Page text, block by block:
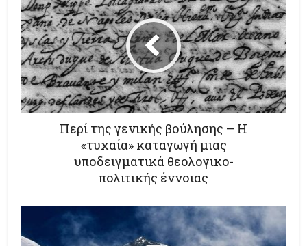
Περί της γενικής βούλησης – Η
«τυχαία» καταγωγή μιας
υποδειγματικά θεολογικο-
πολιτικής έννοιας